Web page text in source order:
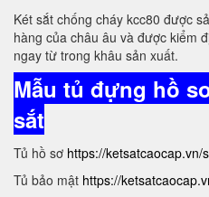
Két sắt chống cháy kcc80 được
hàng của châu âu và được kiểm
ngay từ trong khâu sản xuất.
Mẫu tủ đựng hồ
sắt
Tủ hồ sơ https://ketsatcaocap.vn/
Tủ bảo mật https://